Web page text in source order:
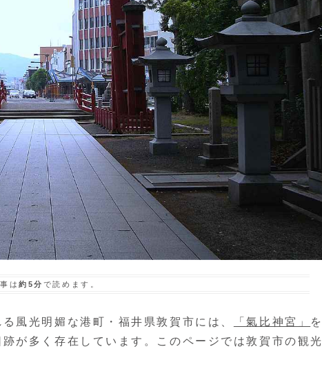
は約5分 で読めます。
風光明媚な港町・福井県敦賀市には、 「氣比神宮」
を
が多く存在しています。このページでは敦賀市の観光